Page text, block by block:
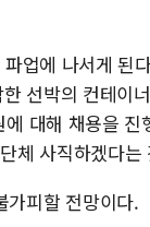
업에 나서게 된
선박의 컨테이
대해 채용을 진
체 사직하겠다는
가피할 전망이다.